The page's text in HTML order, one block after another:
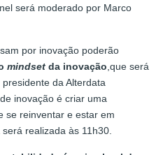
será moderado por Marco
por inovação poderão
mindset da inovação ,que será
da Alterdata
inovação é criar uma
se reinventar e estar em
realizada às 11h30.